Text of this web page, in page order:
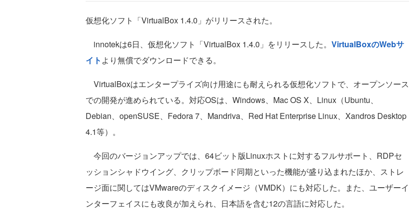
仮想化ソフト「VirtualBox 1.4.0」がリリースされた。
innotekは6日、仮想化ソフト「VirtualBox 1.4.0」をリリースした。 VirtualBoxのWebサ
イト より無償でダウンロードできる。
VirtualBoxはエンタープライズ向け用途にも耐えられる仮想化ソフトで、オープンソース
での開発が進められている。対応OSは、Windows、Mac OS X、Linux（Ubuntu、
Debian、openSUSE、Fedora 7、Mandriva、Red Hat Enterprise Linux、Xandros Desktop
4.1等）。
今回のバージョンアップでは、64ビット版Linuxホストに対するフルサポート、RDPセ
ッションシャドウイング、クリップボード同期といった機能が盛り込まれたほか、ストレ
ージ面に関してはVMwareのディスクイメージ（VMDK）にも対応した。また、ユーザーイ
ンターフェイスにも改良が加えられ、日本語を含む12の言語に対応した。